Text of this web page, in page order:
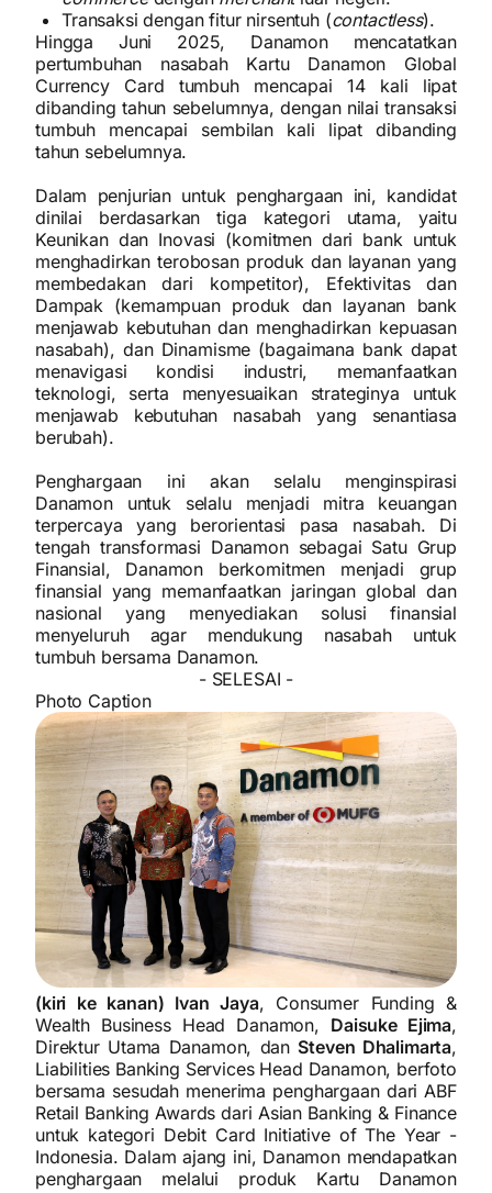
Transaksi dengan fitur nirsentuh (contactless).
Hingga Juni 2025, Danamon mencatatkan
pertumbuhan nasabah Kartu Danamon Global
Currency Card tumbuh mencapai 14 kali lipat
dibanding tahun sebelumnya, dengan nilai transaksi
tumbuh mencapai sembilan kali lipat dibanding
tahun sebelumnya.
Dalam penjurian untuk penghargaan ini, kandidat
dinilai berdasarkan tiga kategori utama, yaitu
Keunikan dan Inovasi (komitmen dari bank untuk
menghadirkan terobosan produk dan layanan yang
membedakan dari kompetitor), Efektivitas dan
Dampak (kemampuan produk dan layanan bank
menjawab kebutuhan dan menghadirkan kepuasan
nasabah), dan Dinamisme (bagaimana bank dapat
menavigasi kondisi industri, memanfaatkan
teknologi, serta menyesuaikan strateginya untuk
menjawab kebutuhan nasabah yang senantiasa
berubah).
Penghargaan ini akan selalu menginspirasi
Danamon untuk selalu menjadi mitra keuangan
terpercaya yang berorientasi pasa nasabah. Di
tengah transformasi Danamon sebagai Satu Grup
Finansial, Danamon berkomitmen menjadi grup
finansial yang memanfaatkan jaringan global dan
nasional yang menyediakan solusi finansial
menyeluruh agar mendukung nasabah untuk
tumbuh bersama Danamon.
- SELESAI -
Photo Caption
(kiri ke kanan) Ivan Jaya, Consumer Funding &
Wealth Business Head Danamon, Daisuke Ejima,
Direktur Utama Danamon, dan Steven Dhalimarta,
Liabilities Banking Services Head Danamon, berfoto
bersama sesudah menerima penghargaan dari ABF
Retail Banking Awards dari Asian Banking & Finance
untuk kategori Debit Card Initiative of The Year -
Indonesia. Dalam ajang ini, Danamon mendapatkan
penghargaan melalui produk Kartu Danamon